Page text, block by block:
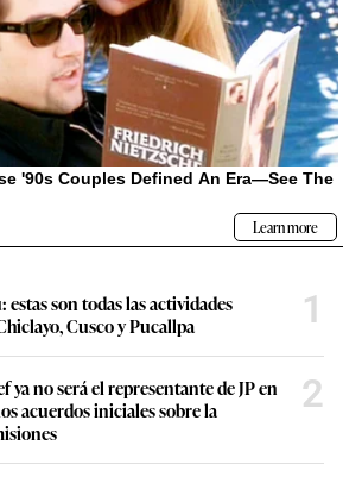
estas son todas las actividades
Cusco y Pucallpa
1
ya no será el representante de JP en
acuerdos iniciales sobre la
2